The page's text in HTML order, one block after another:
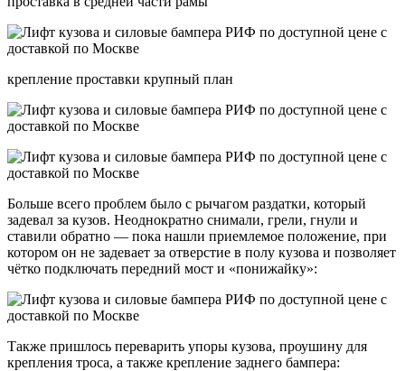
крепление проставки крупный план
Больше всего проблем было с рычагом раздатки, который
задевал за кузов. Неоднократно снимали, грели, гнули и
ставили обратно — пока нашли приемлемое положение, при
котором он не задевает за отверстие в полу кузова и позволяет
чётко подключать передний мост и «понижайку»:
Также пришлось переварить упоры кузова, проушину для
крепления троса, а также крепление заднего бампера: